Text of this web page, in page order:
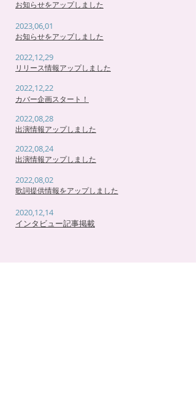
お知らせをアップしました
2023,06,01
お知らせをアップしました
2022,12,29
リリース情報アップしました
2022,12,22
カバー企画スタート！
2022,08,28
出演情報アップしました
2022,08,24
出演情報アップしました
2022,08,02
​歌詞提供情報をアップしました
2020,12,14
インタビュー記事掲載